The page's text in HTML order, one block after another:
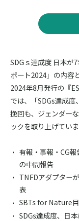
SDGｓ達成度 日本が
ポート2024」の内容
2024年8月発行の『
では、「SDGs達成
挽回も、ジェンダー
ックを取り上げていま
有報・事報・CG
の中間報告
TNFDアダプター
表
SBTs for Nature
SDGs達成度、日